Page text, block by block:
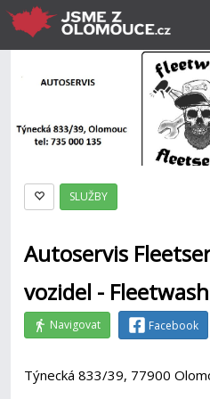
SLUŽBY
Autoservis
vozidel - Fleetwash
Navigovat Facebook
Týnecká 833/39, 77900